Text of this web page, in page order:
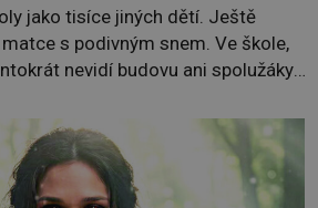
jako tisíce jiných dětí. Ještě
s podivným snem. Ve škole,
nevidí budovu ani spolužáky.
devítiletá Zahlédla vlastní
se velšská vesnice Aberfan […]